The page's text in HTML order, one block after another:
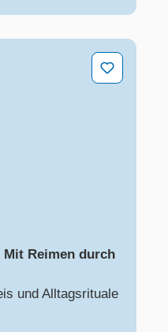
Reimen durch den Kita-Tag
Reimen durch
und Alltagsrituale